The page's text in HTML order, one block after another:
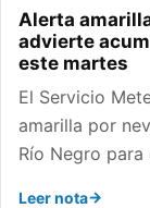
Alerta
advierte
este martes
El Servicio
amarilla por
Río Negro
Leer nota